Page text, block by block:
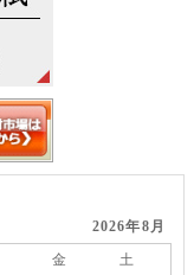
2026年8月
金
土